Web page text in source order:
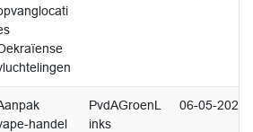
handel
PvdAGroenL
inks
06-05-2025